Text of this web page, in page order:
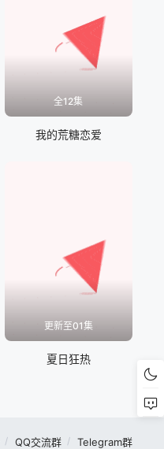
全12集
我的荒糖恋爱
更新至01集
夏日狂热
QQ交流群 Telegram群